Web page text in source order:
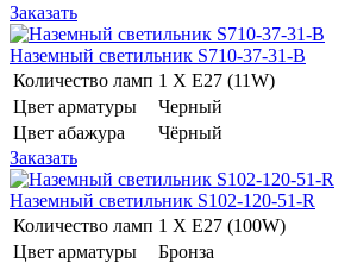
Заказать
Наземный светильник S710-37-31-B
Количество ламп 1 Х E27 (11W)
Цвет арматуры
Черный
Цвет абажура
Чёрный
Заказать
Наземный светильник S102-120-51-R
Количество ламп 1 Х E27 (100W)
Цвет арматуры
Бронза